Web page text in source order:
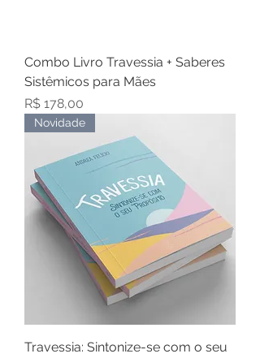
Combo Livro Travessia + Saberes
Sistêmicos para Mães
Preço
R$ 178,00
Novidade
Travessia: Sintonize-se com o seu